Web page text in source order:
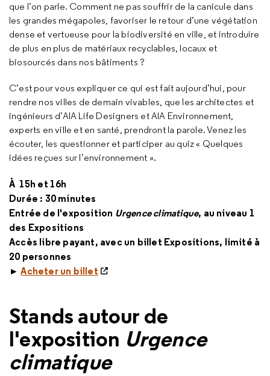
que l’on parle. Comment ne pas souffrir de la canicule dans
les grandes mégapoles, favoriser le retour d’une végétation
dense et vertueuse pour la biodiversité en ville, et introduire
de plus en plus de matériaux recyclables, locaux et
biosourcés dans nos bâtiments ?
C’est pour vous expliquer ce qui est fait aujourd’hui, pour
rendre nos villes de demain vivables, que les architectes et
ingénieurs d’AIA Life Designers et AIA Environnement,
experts en ville et en santé, prendront la parole. Venez les
écouter, les questionner et participer au quiz « Quelques
idées reçues sur l’environnement ».
À 15h et 16h
Durée : 30 minutes
Entrée de l'exposition Urgence climatique, au niveau 1
des Expositions
Accès libre payant, avec un billet Expositions, limité à
20 personnes
►Acheter un billet
Stands autour de
l'exposition Urgence
climatique